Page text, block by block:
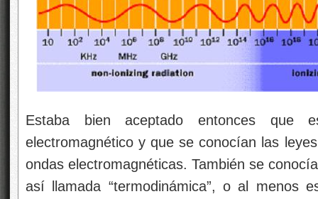
Estaba bien aceptado entonces que
electromagnético y que se conocían las
ondas electromagnéticas. También se
así llamada “termodinámica”, o al menos